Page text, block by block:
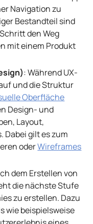
Navigation zu
Bestandteil sind
den Weg
mit einem Produkt
: Während UX-
und die Struktur
Oberfläche
Design- und
Layout,
Dabei gilt es zum
oderWireframes
dem Erstellen von
die nächste Stufe
zu erstellen. Dazu
wie beispielsweise